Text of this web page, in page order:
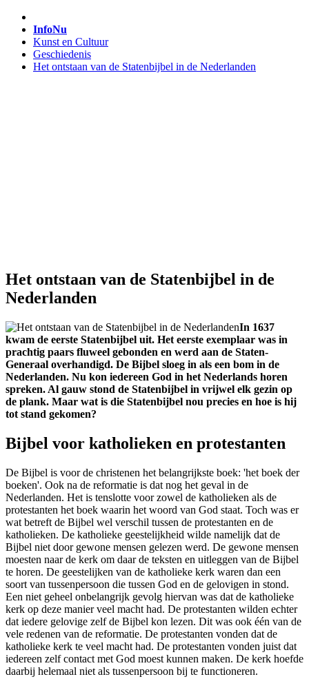
InfoNu
Kunst en Cultuur
Geschiedenis
Het ontstaan van de Statenbijbel in de Nederlanden
Het ontstaan van de Statenbijbel in de
Nederlanden
In 1637
kwam de eerste Statenbijbel uit. Het eerste exemplaar was in
prachtig paars fluweel gebonden en werd aan de Staten-
Generaal overhandigd. De Bijbel sloeg in als een bom in de
Nederlanden. Nu kon iedereen God in het Nederlands horen
spreken. Al gauw stond de Statenbijbel in vrijwel elk gezin op
de plank. Maar wat is die Statenbijbel nou precies en hoe is hij
tot stand gekomen?
Bijbel voor katholieken en protestanten
De Bijbel is voor de christenen het belangrijkste boek: 'het boek der
boeken'. Ook na de reformatie is dat nog het geval in de
Nederlanden. Het is tenslotte voor zowel de katholieken als de
protestanten het boek waarin het woord van God staat. Toch was er
wat betreft de Bijbel wel verschil tussen de protestanten en de
katholieken. De katholieke geestelijkheid wilde namelijk dat de
Bijbel niet door gewone mensen gelezen werd. De gewone mensen
moesten naar de kerk om daar de teksten en uitleggen van de Bijbel
te horen. De geestelijken van de katholieke kerk waren dan een
soort van tussenpersoon die tussen God en de gelovigen in stond.
Een niet geheel onbelangrijk gevolg hiervan was dat de katholieke
kerk op deze manier veel macht had. De protestanten wilden echter
dat iedere gelovige zelf de Bijbel kon lezen. Dit was ook één van de
vele redenen van de reformatie. De protestanten vonden dat de
katholieke kerk te veel macht had. De protestanten vonden juist dat
iedereen zelf contact met God moest kunnen maken. De kerk hoefde
daarbij helemaal niet als tussenpersoon bij te functioneren.